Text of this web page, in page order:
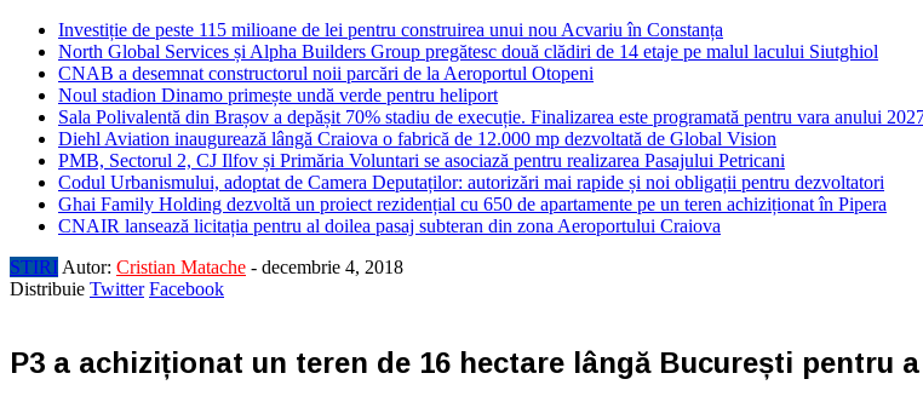
Investiție de peste 115 milioane de lei pentru construirea unui nou Acvariu în Constanța
North Global Services și Alpha Builders Group pregătesc două clădiri de 14 etaje pe malul lacului Siutghiol
CNAB a desemnat constructorul noii parcări de la Aeroportul Otopeni
Noul stadion Dinamo primește undă verde pentru heliport
Sala Polivalentă din Brașov a depășit 70% stadiu de execuție. Finalizarea este programată pentru vara anului
Diehl Aviation inaugurează lângă Craiova o fabrică de 12.000 mp dezvoltată de Global Vision
PMB, Sectorul 2, CJ Ilfov și Primăria Voluntari se asociază pentru realizarea Pasajului Petricani
Codul Urbanismului, adoptat de Camera Deputaților: autorizări mai rapide și noi obligații pentru dezvoltatori
Ghai Family Holding dezvoltă un proiect rezidențial cu 650 de apartamente pe un teren achiziționat în Pipera
CNAIR lansează licitația pentru al doilea pasaj subteran din zona Aeroportului Craiova
STIRI Autor: Cristian Matache - decembrie 4, 2018
Distribuie Twitter Facebook
P3 a achiziționat un teren de 16 hectare lângă București pentru